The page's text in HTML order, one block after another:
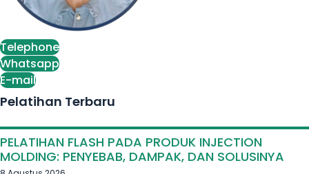
Telephone
Whatsapp
E-mail
Pelatihan Terbaru
PELATIHAN FLASH PADA PRODUK INJECTION
MOLDING: PENYEBAB, DAMPAK, DAN SOLUSINYA